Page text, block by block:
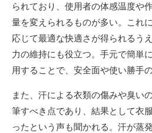
られており、使用者の体感温度や
量を変えられるものが多い。これ
応じて最適な快適さが得られるう
力の維持にも役立つ。手元で簡単
用することで、安全面や使い勝手
また、汗による衣類の傷みや臭い
筆すべき点であり、結果として衣
ったという声も聞かれる。汗が蒸